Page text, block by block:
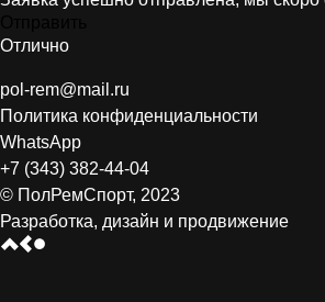
Отлично
pol-rem@mail.ru
Политика конфиденциальности
WhatsApp
+7 (343) 382-44-04
© ПолРемСпорт, 2023
Разработка, дизайн и продвижение